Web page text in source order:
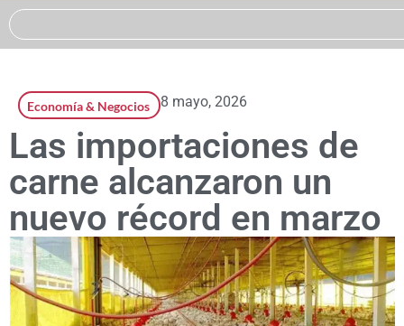
Economía & Negocios 8 mayo, 2026
Las importaciones de
carne alcanzaron un
nuevo récord en marzo